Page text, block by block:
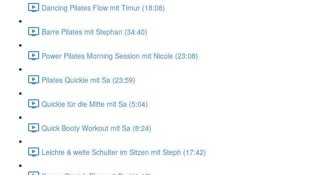
Dancing Pilates Flow mit Timur (18:08)
Barre Pilates mit Stephan (34:40)
Power Pilates Morning Session mit Nicole (23:08)
Pilates Quickie mit Sa (23:59)
Quickie für die Mitte mit Sa (5:04)
Quick Booty Workout mit Sa (8:24)
Leichte & weite Schulter im Sitzen mit Steph (17:42)